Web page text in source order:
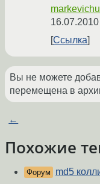
Ссылка
Вы не можете
перемещена в
←
Похожие
Форум md5